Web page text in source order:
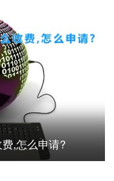
,怎么申请?